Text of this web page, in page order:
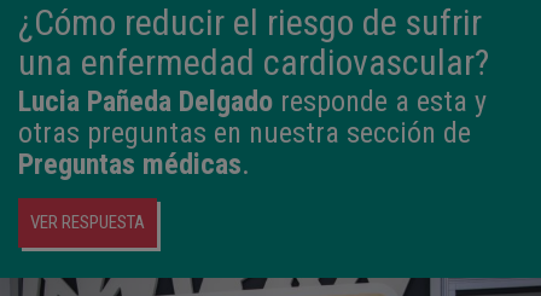
¿Cómo reducir el riesgo de sufrir
una enfermedad cardiovascular?
Lucia Pañeda Delgado responde a esta y
otras preguntas en nuestra sección de
Preguntas médicas.
VER RESPUESTA